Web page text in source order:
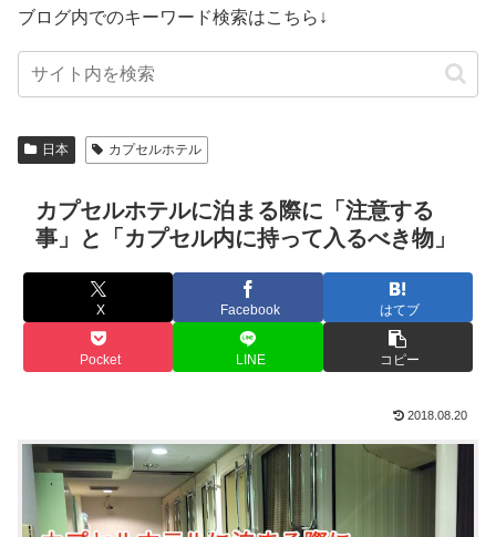
ブログ内でのキーワード検索はこちら↓
日本 カプセルホテル
カプセルホテルに泊まる際に「注意する
事」と「カプセル内に持って入るべき物」
X Facebook はてブ
Pocket LINE コピー
2018.08.20